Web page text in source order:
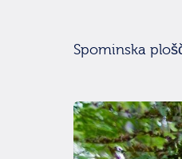
Spominska